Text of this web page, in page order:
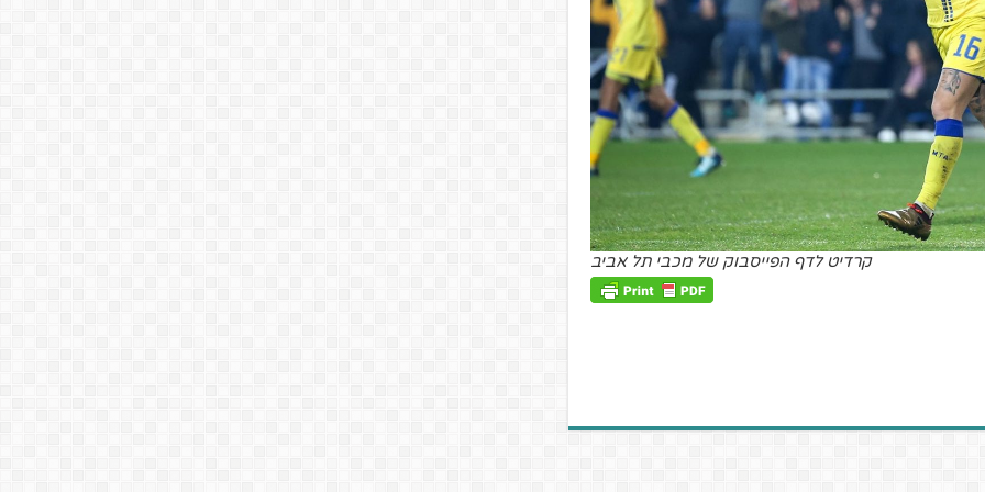
קרדיט לדף הפייסבוק של מכבי תל אביב